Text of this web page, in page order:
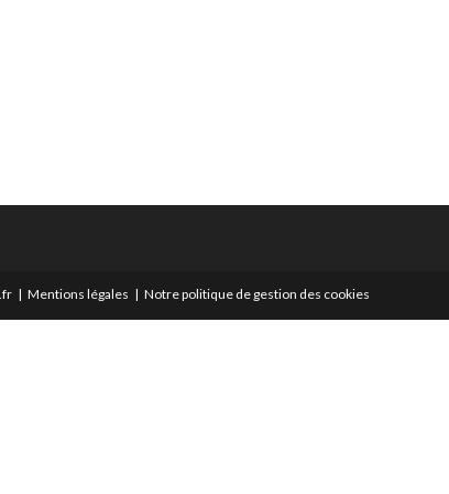
Mentions légales Notre politique de gestion des cookies